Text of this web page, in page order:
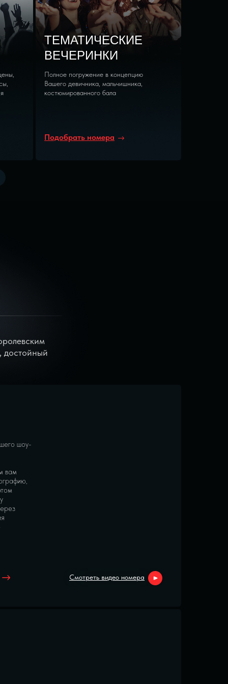
Полное погружение в концепцию
Вашего девичника, мальчишника,
костюмированного бала
ТЕМАТИЧЕСКИЕ
ВЕЧЕРИНКИ
Подобрать номера
достойный
Смотреть видео номера
шоу-
вам